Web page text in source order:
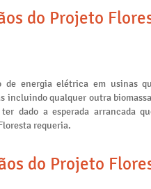
do Projeto
energia elétrica em usinas
incluindo qualquer outra
dado a esperada arrancada
requeria.
do Projeto